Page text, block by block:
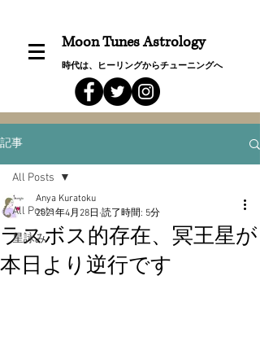
Moon Tunes Astrology
時代は、ヒーリングからチューニングへ
記事
All Posts
星詠み
All Posts
ラスボス的存在、冥王星が
本日より逆行です
Anya Kuratoku
2021年4月28日 読了時間: 5分